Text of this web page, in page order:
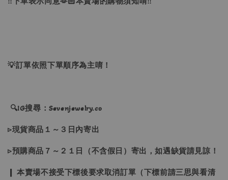
💡訂單依照下單順序為主唷！
🔍IG搜尋：Sevenjewelry.co
▹現貨商品１～３日內寄出
▹預購商品７～２１日（不含假日）寄出，如遇缺貨請見諒！
❙ 本賣場不接受下標後要求取消訂單（下標前請三思與看清